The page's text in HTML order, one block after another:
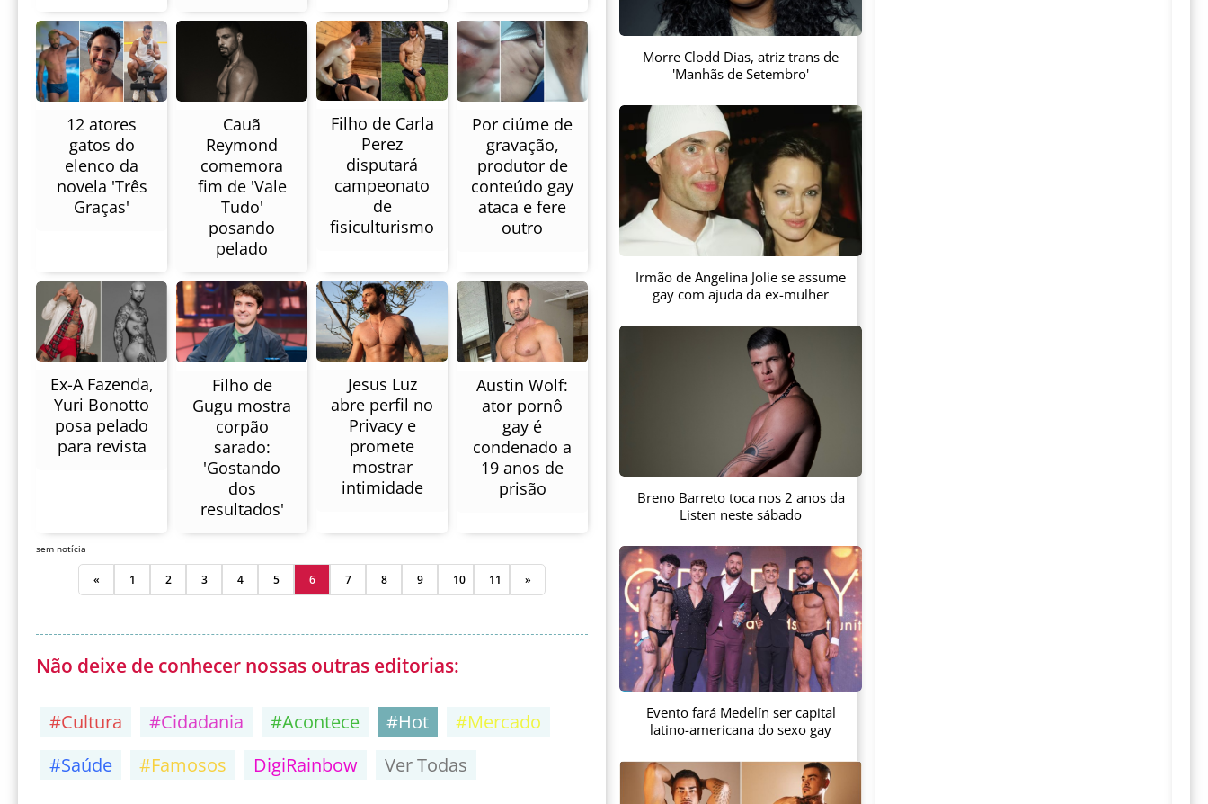
12 atores
gatos do
elenco da
novela 'Três
Graças'
Cauã
Reymond
comemora
fim de 'Vale
Tudo'
posando
pelado
Filho de Carla
Perez
disputará
campeonato
de
fisiculturismo
Por ciúme de
gravação,
produtor de
conteúdo gay
ataca e fere
outro
Ex-A Fazenda,
Yuri Bonotto
posa pelado
para revista
Filho de
Gugu mostra
corpão
sarado:
'Gostando
dos
resultados'
Jesus Luz
abre perfil no
Privacy e
promete
mostrar
intimidade
Austin Wolf:
ator pornô
gay é
condenado a
19 anos de
prisão
sem notícia
« 1 2 3 4 5 6 7 8 9 10 11 »
Não deixe de conhecer nossas outras editorias:
#Cultura #Cidadania #Acontece #Hot
#Mercado
#Saúde
#Famosos DigiRainbow Ver Todas
Morre Clodd Dias, atriz trans de
'Manhãs de Setembro'
Irmão de Angelina Jolie se assume
gay com ajuda da ex-mulher
Breno Barreto toca nos 2 anos da
Listen neste sábado
Evento fará Medelín ser capital
latino-americana do sexo gay